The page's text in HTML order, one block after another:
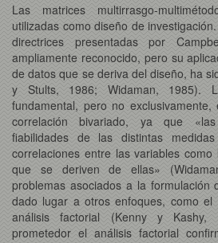
Las matrices multirrasgo-
utilizadas como diseño de
directrices presentadas por
ampliamente reconocido, pero su
de datos que se deriva del diseño, ha
y Stults, 1986; Widaman, 1985).
fundamental, pero no
correlación bivariado, ya que
fiabilidades de las distintas
correlaciones entre las variables
que se deriven de ellas»
problemas asociados a la formulación
dado lugar a otros enfoques, como
análisis factorial (Kenny y
prometedor el análisis factorial